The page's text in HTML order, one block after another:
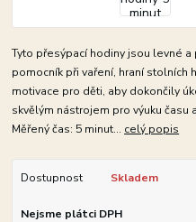
Tyto přesýpací hodiny jsou levné a
pomocník při vaření, hraní stolních
motivace pro děti, aby dokončily
skvělým nástrojem pro výuku
Měřený čas: 5 minut... celý popis
Dostupnost Skladem
Nejsme plátci DPH